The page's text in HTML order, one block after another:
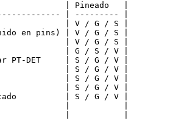
| Pineado   |
| --------- |
| V / G / S |
en pins) | V / G / S |
| V / G / S |
| G / S / V |
PT-DET     | S / G / V |
| S / G / V |
| S / G / V |
| S / G / V |
| S / G / V |
|           |
|           |